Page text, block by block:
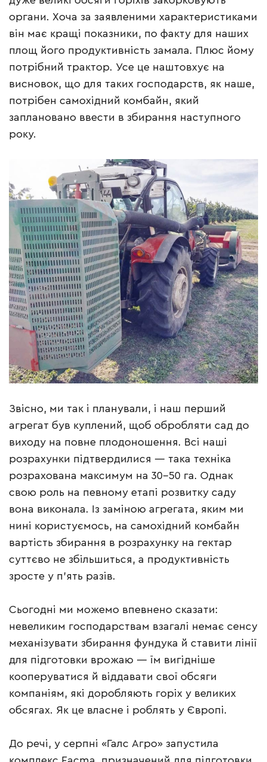
органи. Хоча за заявленими характеристиками
він має кращі показники, по факту для наших
площ його продуктивність замала. Плюс йому
потрібний трактор. Усе це наштовхує на
висновок, що для таких господарств, як наше,
потрібен самохідний комбайн, який
заплановано ввести в збирання наступного
року.
Звісно, ми так і планували, і наш перший
агрегат був куплений, щоб обробляти сад до
виходу на повне плодоношення. Всі наші
розрахунки підтвердилися — така техніка
розрахована максимум на 30–50 га. Однак
свою роль на певному етапі розвитку саду
вона виконала. Із заміною агрегата, яким ми
нині користуємось, на самохідний комбайн
вартість збирання в розрахунку на гектар
суттєво не збільшиться, а продуктивність
зросте у п’ять разів.
Сьогодні ми можемо впевнено сказати:
невеликим господарствам взагалі немає сенсу
механізувати збирання фундука й ставити лінії
для підготовки врожаю — їм вигідніше
кооперуватися й віддавати свої обсяги
компаніям, які доробляють горіх у великих
обсягах. Як це власне і роблять у Європі.
До речі, у серпні «Галс Агро» запустила